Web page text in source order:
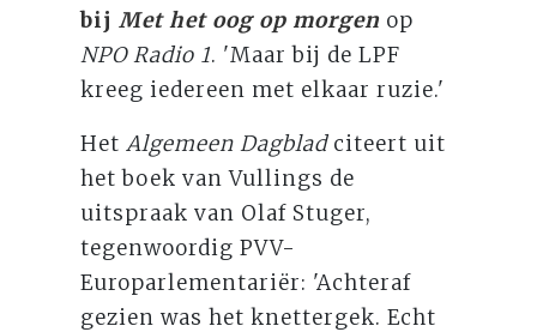
bijMet het oog op morgen op
NPO Radio 1. 'Maar bij de LPF
kreeg iedereen met elkaar ruzie.'
HetAlgemeen Dagbladciteert uit
het boek van Vullings de
uitspraak van Olaf Stuger,
tegenwoordig PVV-
Europarlementariër: 'Achteraf
gezien was het knettergek. Echt